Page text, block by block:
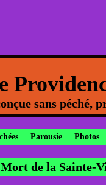
sans péché,
Parousie Photos
Mort de la Sainte-